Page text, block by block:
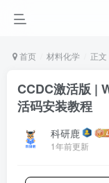
首页 材料化学 正文
CCDC激活版 |
活码安装教程
科研鹿
1年前更新